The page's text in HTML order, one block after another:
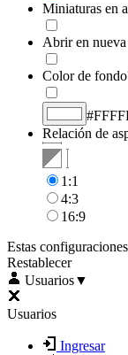
Miniaturas en
Abrir en nueva
Color de
Relación de
1:1
4:3
16:9
Estas
Restablecer
Usuarios▼
Usuarios
Ingresar